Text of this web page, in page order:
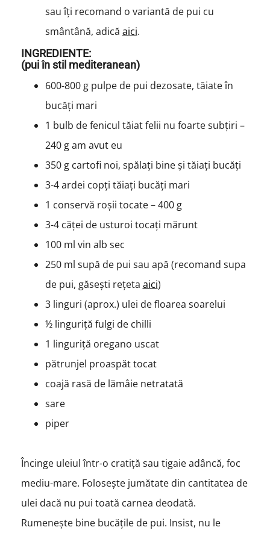
sau îți recomand o variantă de pui cu
smântână, adică aici.
INGREDIENTE:
(pui în stil mediteranean)
600-800 g pulpe de pui dezosate, tăiate în
bucăți mari
1 bulb de fenicul tăiat felii nu foarte subțiri –
240 g am avut eu
350 g cartofi noi, spălați bine și tăiați bucăți
3-4 ardei copți tăiați bucăți mari
1 conservă roșii tocate – 400 g
3-4 căței de usturoi tocați mărunt
100 ml vin alb sec
250 ml supă de pui sau apă (recomand supa
de pui, găsești rețeta aici)
3 linguri (aprox.) ulei de floarea soarelui
½ linguriță fulgi de chilli
1 linguriță oregano uscat
pătrunjel proaspăt tocat
coajă rasă de lămâie netratată
sare
piper
Încinge uleiul într-o cratiță sau tigaie adâncă, foc
mediu-mare. Folosește jumătate din cantitatea de
ulei dacă nu pui toată carnea deodată.
Rumenește bine bucățile de pui. Insist, nu le